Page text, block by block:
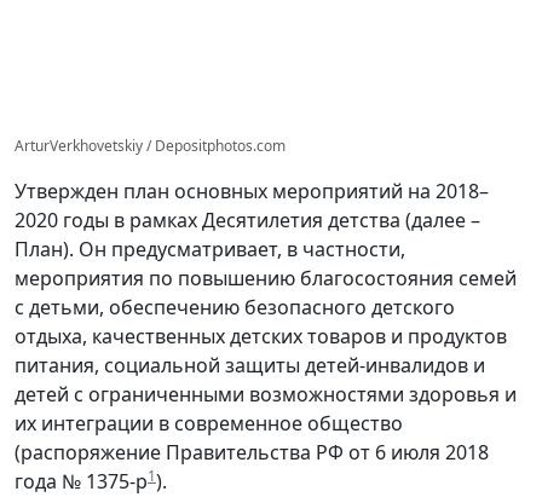
ArturVerkhovetskiy / Depositphotos.com
Утвержден план основных мероприятий на 2018–
2020 годы в рамках Десятилетия детства (далее –
План). Он предусматривает, в частности,
мероприятия по повышению благосостояния семей
с детьми, обеспечению безопасного детского
отдыха, качественных детских товаров и продуктов
питания, cоциальной защиты детей-инвалидов и
детей с ограниченными возможностями здоровья и
их интеграции в современное общество
(распоряжение Правительства РФ от 6 июля 2018
года № 1375-р1).